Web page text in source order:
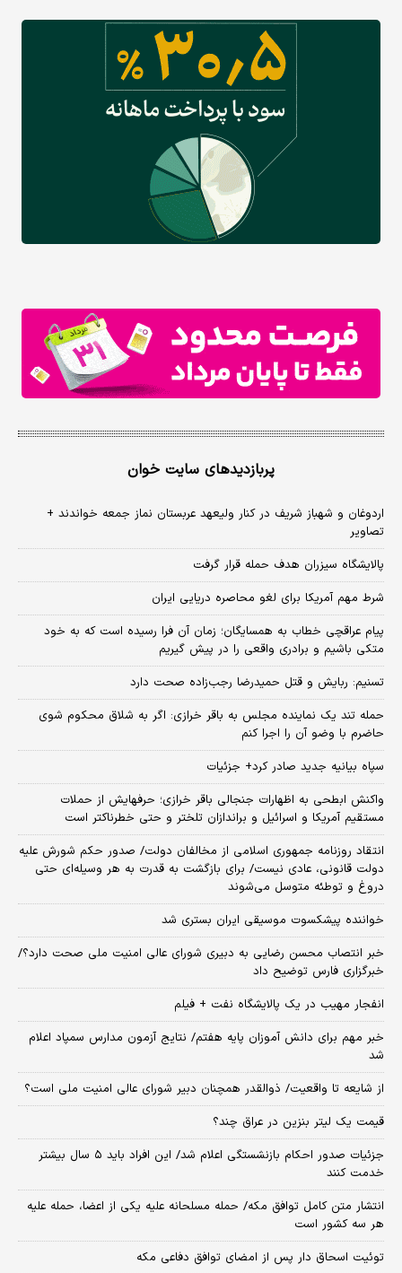
پربازدیدهای سایت خوان
اردوغان و شهباز شریف در کنار ولیعهد عربستان نماز جمعه خواندند +
تصاویر
پالایشگاه سیزران هدف حمله قرار گرفت
شرط مهم آمریکا برای لغو محاصره دریایی ایران
پیام عراقچی خطاب به همسایگان؛ زمان آن فرا رسیده است که به خود
متکی باشیم و برادری واقعی را در پیش گیریم
تسنیم: ربایش و قتل حمیدرضا رجب‌زاده صحت دارد
حمله تند یک نماینده مجلس به باقر خرازی: اگر به شلاق محکوم شوی
حاضرم با وضو آن را اجرا کنم
سپاه بیانیه جدید صادر کرد+ جزئیات
واکنش ابطحی به اظهارات جنجالی باقر خرازی؛ حرفهایش از حملات
مستقیم آمریکا و اسرائیل و براندازان تلختر و حتی خطرناکتر است
انتقاد روزنامه جمهوری اسلامی از مخالفان دولت/ صدور حکم شورش علیه
دولت قانونی، عادی نیست/ برای بازگشت به قدرت به هر وسیله‌ای حتی
دروغ و توطئه متوسل می‌شوند
خواننده پیشکسوت موسیقی ایران بستری شد
خبر انتصاب محسن رضایی به دبیری شورای عالی امنیت ملی صحت دارد؟/
خبرگزاری فارس توضیح داد
انفجار مهیب در یک پالایشگاه نفت + فیلم
خبر مهم برای دانش آموزان پایه هفتم/ نتایج آزمون مدارس سمپاد اعلام
شد
از شایعه تا واقعیت/ ذوالقدر همچنان دبیر شورای ‌عالی امنیت ملی است؟
قیمت یک لیتر بنزین در عراق چند؟
جزئیات صدور احکام بازنشستگی اعلام شد/ این افراد باید ۵ سال بیشتر
خدمت کنند
انتشار متن کامل توافق مکه/ حمله مسلحانه علیه یکی از اعضا، حمله علیه
هر سه کشور است
توئیت اسحاق دار پس از امضای توافق دفاعی مکه